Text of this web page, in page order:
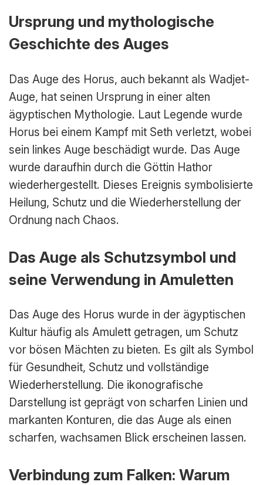
Ursprung und mythologische
Geschichte des Auges
Das Auge des Horus, auch bekannt als Wadjet-
Auge, hat seinen Ursprung in einer alten
ägyptischen Mythologie. Laut Legende wurde
Horus bei einem Kampf mit Seth verletzt, wobei
sein linkes Auge beschädigt wurde. Das Auge
wurde daraufhin durch die Göttin Hathor
wiederhergestellt. Dieses Ereignis symbolisierte
Heilung, Schutz und die Wiederherstellung der
Ordnung nach Chaos.
Das Auge als Schutzsymbol und
seine Verwendung in Amuletten
Das Auge des Horus wurde in der ägyptischen
Kultur häufig als Amulett getragen, um Schutz
vor bösen Mächten zu bieten. Es gilt als Symbol
für Gesundheit, Schutz und vollständige
Wiederherstellung. Die ikonografische
Darstellung ist geprägt von scharfen Linien und
markanten Konturen, die das Auge als einen
scharfen, wachsamen Blick erscheinen lassen.
Verbindung zum Falken: Warum